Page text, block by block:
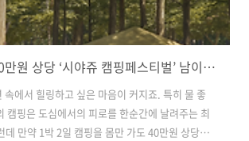
몸만 가도 OK! 40만원 상당 ‘시야쥬 캠핑페스티벌’ 남이섬 1박 2일 무료 캠핑 참여 방법
속에서 힐링하고 싶은 마음이 커지죠. 특히 물 좋
캠핑은 도심에서의 피로를 한순간에 날려주는 최
데 만약 1박 2일 캠핑을 몸만 가도 40만원 상당을